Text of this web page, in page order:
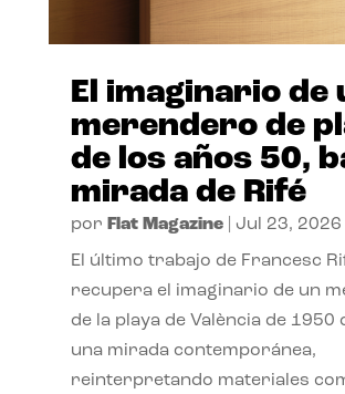
El imaginario de
merendero de
de los años 50,
mirada de Rifé
por Flat Magazine| Jul 23, 2026
El último trabajo de Francesc
recupera el imaginario de un
de la playa de València de 1950
una mirada contemporánea,
reinterpretando materiales